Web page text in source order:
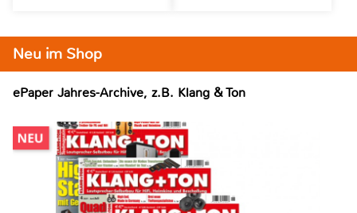
Neu im Shop
ePaper Jahres-Archive, z.B. Klang & Ton